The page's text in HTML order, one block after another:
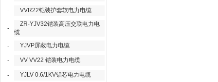
- VVR22铠装护套软电力电缆
-
ZR-YJV32铠装高压交联电力电
缆
-
YJVP屏蔽电力电缆
- VV VV22 铠装电力电缆
- YJLV 0.6/1KV铝芯电力电缆